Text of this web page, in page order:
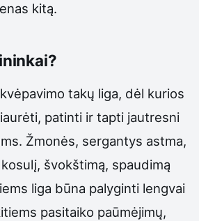
kitą.
takų liga, dėl kurios
patinti ir tapti jautresni
Žmonės, sergantys astma,
švokštimą, spaudimą
liga būna palyginti lengvai
pasitaiko paūmėjimų,